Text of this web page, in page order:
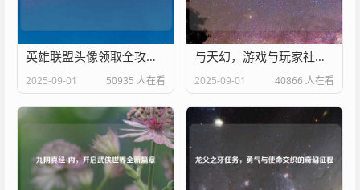
英雄联盟头像领取全攻略，展现独特游戏风采
2025-09-01 50935 人在看
与天幻，游戏与玩家社区的奇幻之旅
2025-09-01 40866 人在看